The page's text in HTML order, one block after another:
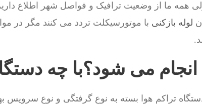
همه ما از وضعیت ترافیک و فواصل شهر اطلاع
لوله بازکنی با موتورسیکلت تردد می کنند مگر در
انجام می شود؟با چه
تراکم هوا بسته به نوع گرفتگی و نوع سرویس